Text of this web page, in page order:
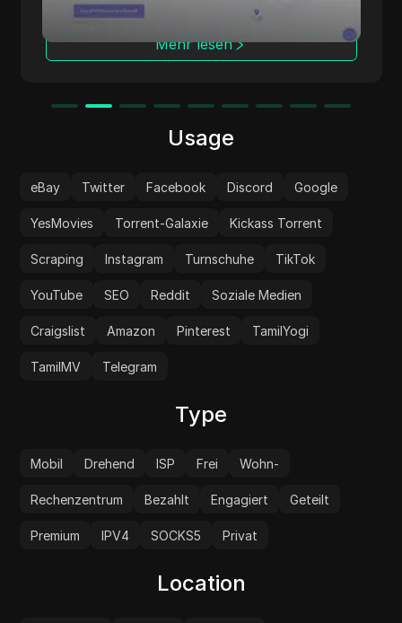
Netzwerken, mehreren Protokollen und
Abdeckung in über 100 Ländern eignet sich
der Dienst für Aufgaben wie
Management, während Ihre Identität
Mehr lesen
Usage
eBay Twitter Facebook Discord Google
YesMovies Torrent-Galaxie Kickass Torrent
Scraping Instagram Turnschuhe TikTok
YouTube SEO Reddit Soziale Medien
Craigslist Amazon Pinterest TamilYogi
TamilMV Telegram
Type
Mobil Drehend ISP Frei Wohn-
Rechenzentrum Bezahlt Engagiert Geteilt
Premium IPV4 SOCKS5 Privat
Location